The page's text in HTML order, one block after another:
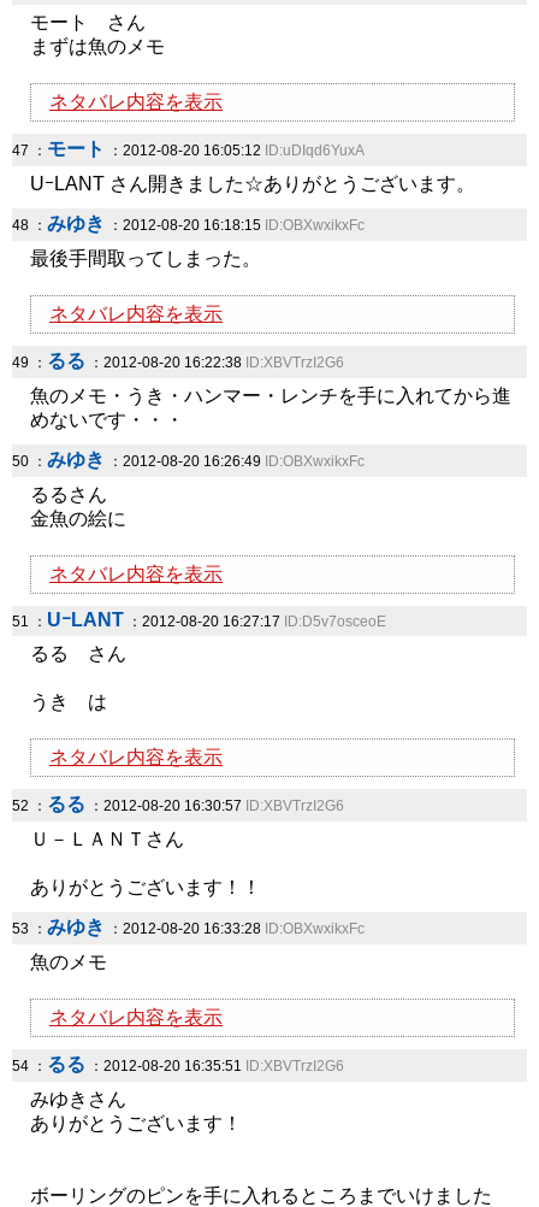
モート さん
まずは魚のメモ
ネタバレ内容を表示
47 ： モート ：2012-08-20 16:05:12 ID:uDIqd6YuxA
UｰLANT さん開きました☆ありがとうございます。
48 ： みゆき ：2012-08-20 16:18:15 ID:OBXwxikxFc
最後手間取ってしまった。
ネタバレ内容を表示
49 ： るる ：2012-08-20 16:22:38 ID:XBVTrzI2G6
魚のメモ・うき・ハンマー・レンチを手に入れてから進
めないです・・・
50 ： みゆき ：2012-08-20 16:26:49 ID:OBXwxikxFc
るるさん
金魚の絵に
ネタバレ内容を表示
51 ： UｰLANT ：2012-08-20 16:27:17 ID:D5v7osceoE
るる さん
うき は
ネタバレ内容を表示
52 ： るる ：2012-08-20 16:30:57 ID:XBVTrzI2G6
Ｕ－ＬＡＮＴさん
ありがとうございます！！
53 ： みゆき ：2012-08-20 16:33:28 ID:OBXwxikxFc
魚のメモ
ネタバレ内容を表示
54 ： るる ：2012-08-20 16:35:51 ID:XBVTrzI2G6
みゆきさん
ありがとうございます！
ボーリングのピンを手に入れるところまでいけました